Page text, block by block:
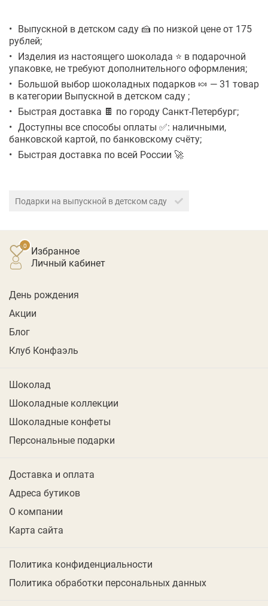
Выпускной в детском саду 🍰 по низкой цене от 175
рублей;
Изделия из настоящего шоколада ⭐ в подарочной
упаковке, не требуют дополнительного оформления;
Большой выбор шоколадных подарков 🍬 — 31 товар
в категории Выпускной в детском саду ;
Быстрая доставка 🍫 по городу Санкт-Петербург;
Доступны все способы оплаты ✅: наличными,
банковской картой, по банковскому счёту;
Быстрая доставка по всей России 🚀
Подарки на выпускной в детском саду
Избранное
личный кабинет
День рождения
Акции
Блог
Клуб Конфаэль
Шоколад
Шоколадные коллекции
Шоколадные конфеты
Персональные подарки
Доставка и оплата
Адреса бутиков
О компании
Карта сайта
Политика конфиденциальности
Политика обработки персональных данных